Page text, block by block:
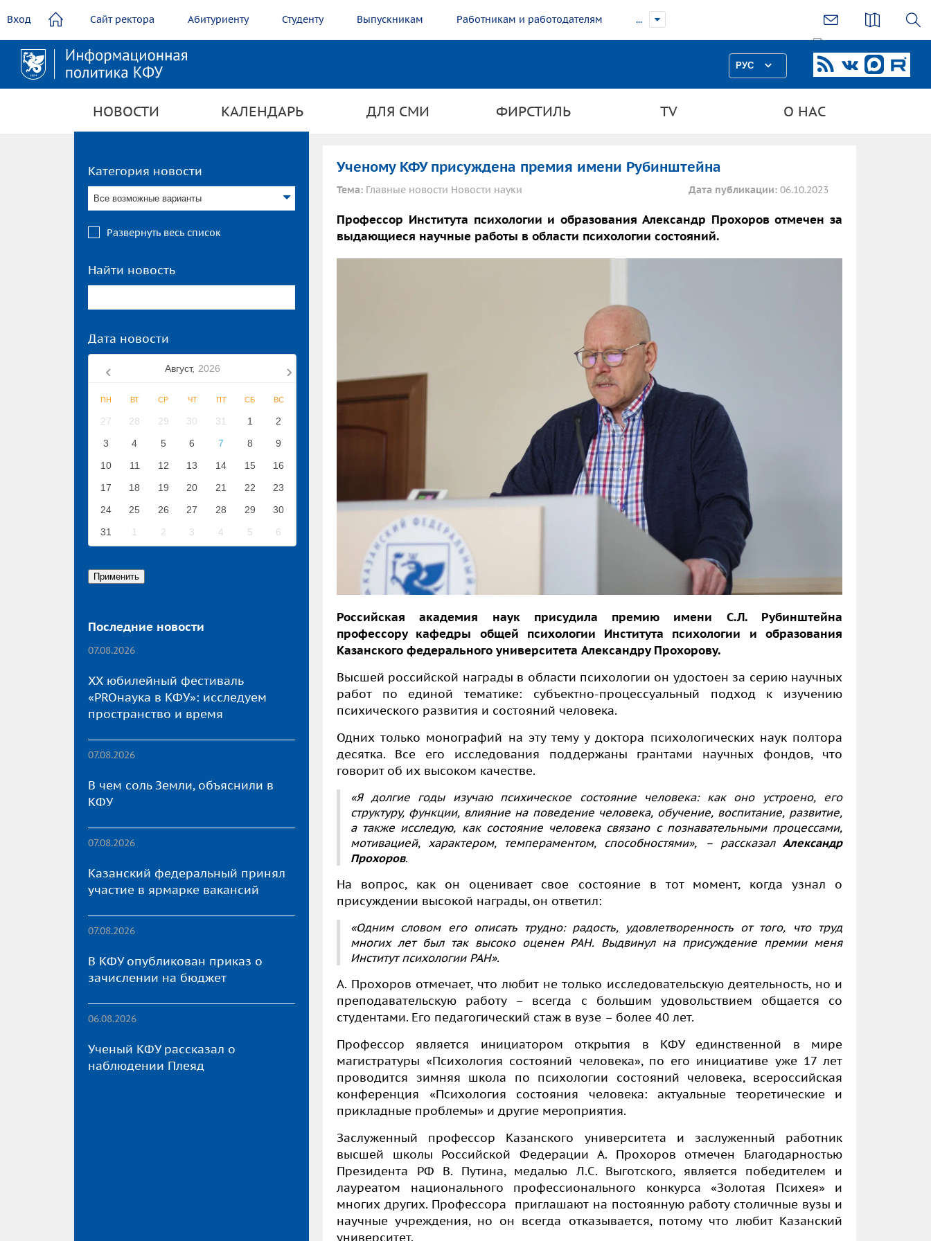
содержанию
Вход Сайт ректора Абитуриенту Студенту Выпускникам Работникам и работодателям ...
РУС
НОВОСТИ КАЛЕНДАРЬ ДЛЯ СМИ ФИРСТИЛЬ TV О НАС
Категория новости
Все возможные варианты
Развернуть весь список
Найти новость
Дата новости
Август, 2026
ПН ВТ СР ЧТ ПТ СБ ВС
27 28 29 30 31 1
2
3
4 5 6 7 8
9
10
11 12 13 14 15
16
17
18 19 20 21 22
23
24
25 26 27 28 29
30
31
1 2 3 4 5 6
Последние новости
07.08.2026
XX юбилейный фестиваль
«PROнаука в КФУ»: исследуем
пространство и время
07.08.2026
В чем соль Земли, объяснили в
КФУ
07.08.2026
Казанский федеральный принял
участие в ярмарке вакансий
07.08.2026
В КФУ опубликован приказ о
зачислении на бюджет
06.08.2026
Ученый КФУ рассказал о
наблюдении Плеяд
Ученому КФУ присуждена премия имени Рубинштейна
Тема: Главные новости Новости науки Дата публикации: 06.10.2023
Профессор Института психологии и образования Александр Прохоров отмечен за
выдающиеся научные работы в области психологии состояний.
Российская академия наук
присудила премию имени С.Л. Рубинштейна
профессору кафедры общей психологии Института психологии и образования
Казанского федерального университета Александру Прохорову.
Высшей российской награды в области психологии он удостоен за серию научных
работ по единой тематике: субъектно-процессуальный подход к изучению
психического развития и состояний человека.
Одних только монографий на эту тему у доктора психологических наук полтора
десятка. Все его исследования поддержаны грантами научных фондов, что
говорит об их высоком качестве.
«Я долгие годы изучаю психическое состояние человека: как оно устроено, его
структуру, функции, влияние на поведение человека, обучение, воспитание, развитие,
а также исследую, как состояние человека связано с познавательными процессами,
мотивацией, характером, темпераментом, способностями», – рассказал Александр
Прохоров.
На вопрос, как он оценивает свое состояние в тот момент, когда узнал о
присуждении высокой награды, он ответил:
«Одним словом его описать трудно: радость, удовлетворенность от того, что труд
многих лет был так высоко оценен РАН. Выдвинул на присуждение премии меня
Институт психологии РАН».
А. Прохоров отмечает, что любит не только исследовательскую деятельность, но и
преподавательскую работу – всегда с большим удовольствием общается со
студентами. Его педагогический стаж в вузе – более 40 лет.
Профессор является инициатором открытия в КФУ единственной в мире
магистратуры «Психология состояний человека», по его инициативе уже 17 лет
проводится зимняя школа по психологии состояний человека, всероссийская
конференция «Психология состояния человека: актуальные теоретические и
прикладные проблемы» и другие мероприятия.
Заслуженный профессор Казанского университета и
заслуженный работник
высшей школы Российской Федерации А. Прохоров отмечен Благодарностью
Президента РФ В. Путина, медалью Л.С. Выготского, является победителем и
лауреатом национального профессионального конкурса «Золотая Психея» и
многих других. Профессора приглашают на постоянную работу столичные вузы и
научные учреждения, но он всегда отказывается, потому что любит Казанский
университет.